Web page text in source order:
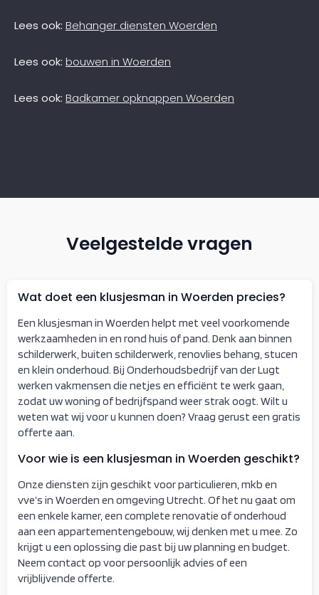
Lees ook: Behanger diensten Woerden
Lees ook: bouwen in Woerden
Lees ook: Badkamer opknappen Woerden
Veelgestelde vragen
Wat doet een klusjesman in Woerden precies?
Een klusjesman in Woerden helpt met veel voorkomende
werkzaamheden in en rond huis of pand. Denk aan binnen
schilderwerk, buiten schilderwerk, renovlies behang, stucen
en klein onderhoud. Bij Onderhoudsbedrijf van der Lugt
werken vakmensen die netjes en efficiënt te werk gaan,
zodat uw woning of bedrijfspand weer strak oogt. Wilt u
weten wat wij voor u kunnen doen? Vraag gerust een gratis
offerte aan.
Voor wie is een klusjesman in Woerden geschikt?
Onze diensten zijn geschikt voor particulieren, mkb en
vve’s in Woerden en omgeving Utrecht. Of het nu gaat om
een enkele kamer, een complete renovatie of onderhoud
aan een appartementengebouw, wij denken met u mee. Zo
krijgt u een oplossing die past bij uw planning en budget.
Neem contact op voor persoonlijk advies of een
vrijblijvende offerte.